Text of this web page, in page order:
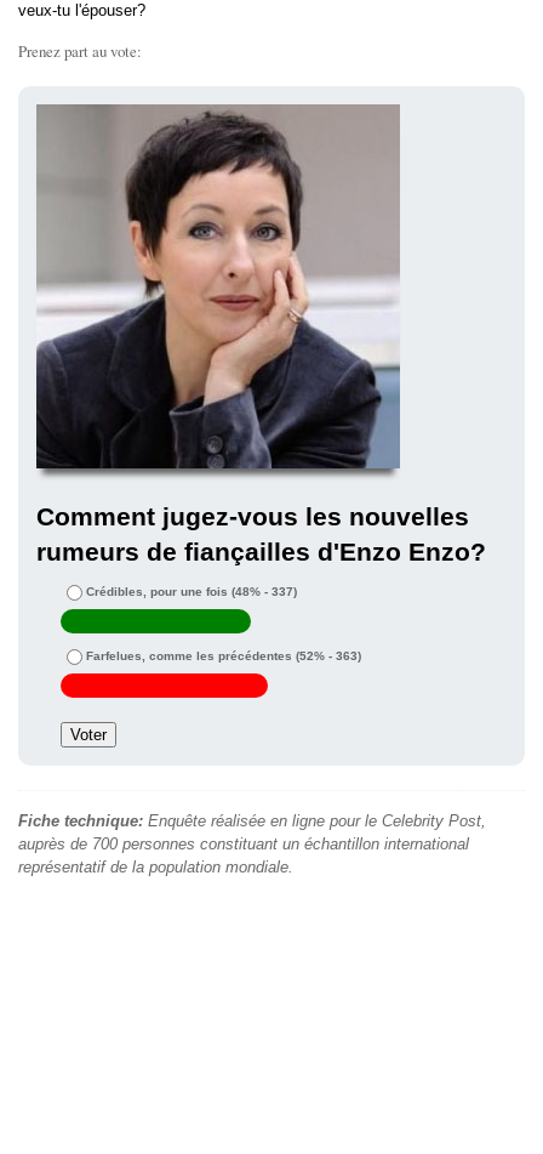
veux-tu l'épouser?
Prenez part au vote:
Comment jugez-vous les nouvelles
rumeurs de fiançailles d'Enzo Enzo?
Crédibles, pour une fois (48% - 337)
Farfelues, comme les précédentes (52% - 363)
Fiche technique: Enquête réalisée en ligne pour le Celebrity Post,
auprès de 700 personnes constituant un échantillon international
représentatif de la population mondiale.